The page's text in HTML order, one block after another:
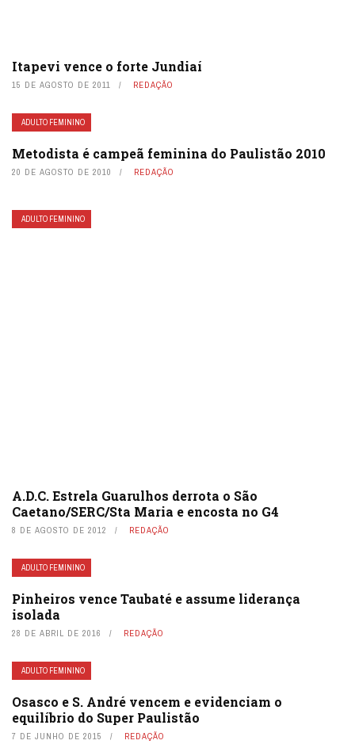
Itapevi vence o forte Jundiaí
15 DE AGOSTO DE 2011 REDAÇÃO
ADULTO FEMININO
Metodista é campeã feminina do Paulistão 2010
20 DE AGOSTO DE 2010 REDAÇÃO
ADULTO FEMININO
A.D.C. Estrela Guarulhos derrota o São
Caetano/SERC/Sta Maria e encosta no G4
8 DE AGOSTO DE 2012 REDAÇÃO
ADULTO FEMININO
Pinheiros vence Taubaté e assume liderança
isolada
28 DE ABRIL DE 2016 REDAÇÃO
ADULTO FEMININO
Osasco e S. André vencem e evidenciam o
equilíbrio do Super Paulistão
7 DE JUNHO DE 2015 REDAÇÃO